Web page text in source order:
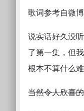
歌词参考自微
说实话好久没
了第一集，但
根本不算什么
当然令人欣喜